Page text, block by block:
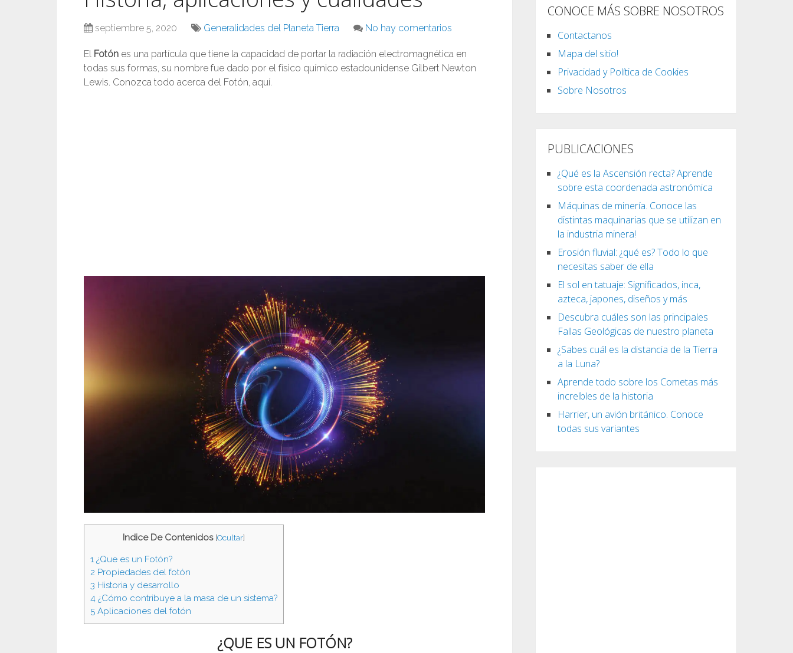
septiembre 5, 2020 Generalidades del Planeta Tierra No hay comentarios
El Fotón es una partícula que tiene la capacidad de portar la radiación electromagnética en
todas sus formas, su nombre fue dado por el físico químico estadounidense Gilbert Newton
Lewis. Conozca todo acerca del Fotón, aquí.
Indice De Contenidos [Ocultar]
1 ¿Que es un Fotón?
2 Propiedades del fotón
3 Historia y desarrollo
4 ¿Cómo contribuye a la masa de un sistema?
5 Aplicaciones del fotón
¿QUE ES UN FOTÓN?
CONOCE MÁS SOBRE NOSOTROS
Contactanos
Mapa del sitio!
Privacidad y Política de Cookies
Sobre Nosotros
PUBLICACIONES
¿Qué es la Ascensión recta? Aprende
sobre esta coordenada astronómica
Máquinas de minería. Conoce las
distintas maquinarias que se utilizan en
la industria minera!
Erosión fluvial: ¿qué es? Todo lo que
necesitas saber de ella
El sol en tatuaje: Significados, inca,
azteca, japones, diseños y más
Descubra cuáles son las principales
Fallas Geológicas de nuestro planeta
¿Sabes cuál es la distancia de la Tierra
a la Luna?
Aprende todo sobre los Cometas más
increíbles de la historia
Harrier, un avión británico. Conoce
todas sus variantes